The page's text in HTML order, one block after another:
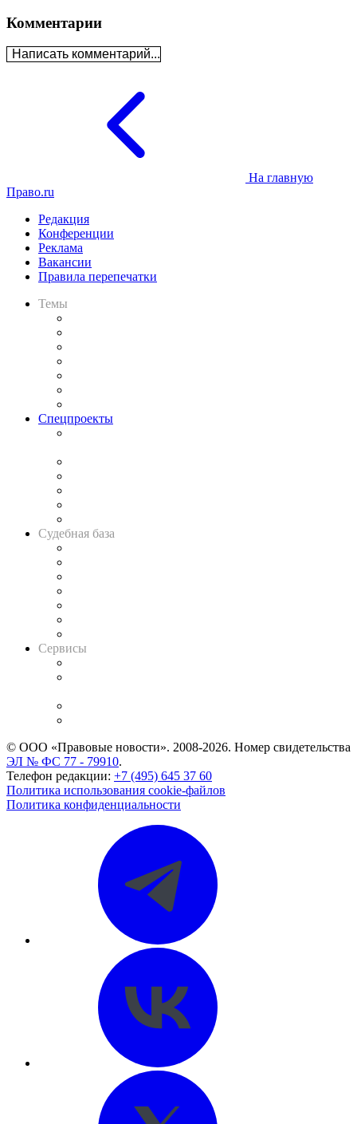
Комментарии
Написать комментарий...
На главную
Право.ru
Редакция
Конференции
Реклама
Вакансии
Правила перепечатки
Темы
Спецпроекты
Судебная база
Сервисы
© ООО «Правовые новости». 2008-2026. Номер свидетельства
ЭЛ № ФС 77 - 79910.
Телефон редакции: +7 (495) 645 37 60
Политика использования cookie-файлов
Политика конфиденциальности